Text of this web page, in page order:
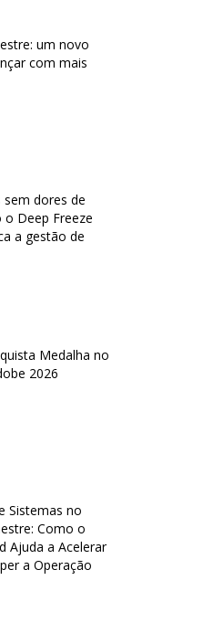
um novo
com mais
sem dores de
o Deep Freeze
a gestão de
Medalha no
2026
Sistemas no
Como o
Ajuda a Acelerar
a Operação